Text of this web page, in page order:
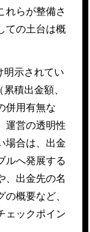
れらが整備さ
ての土台は概
明示されてい
積出金額、
併用有無な
運営の透明性
場合は、出金
ルへ発展する
、出金先の名
概要など、
ェックポイン